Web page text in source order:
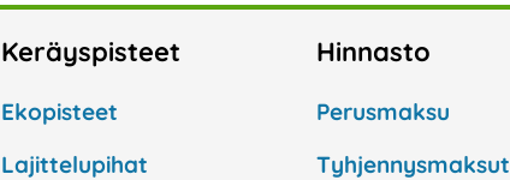
Keräyspisteet
Ekopisteet
Lajittelupihat
Hinnasto
Perusmaksu
Tyhjennysmaksut